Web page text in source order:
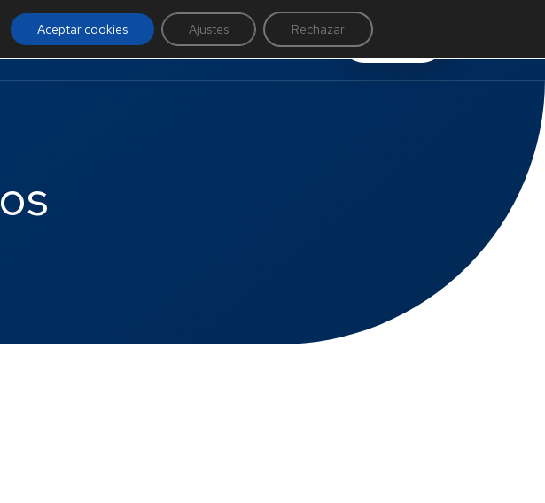
Consultoría Contacto Llamar
Aceptar cookies Rechazar
Ajustes